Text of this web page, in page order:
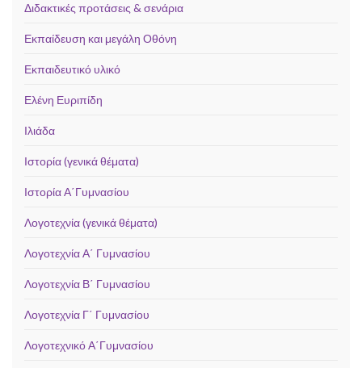
Διδακτικές προτάσεις & σενάρια
Εκπαίδευση και μεγάλη Οθόνη
Εκπαιδευτικό υλικό
Ελένη Ευριπίδη
Ιλιάδα
Ιστορία (γενικά θέματα)
Ιστορία Α΄Γυμνασίου
Λογοτεχνία (γενικά θέματα)
Λογοτεχνία Α΄ Γυμνασίου
Λογοτεχνία Β΄ Γυμνασίου
Λογοτεχνία Γ΄ Γυμνασίου
Λογοτεχνικό Α΄Γυμνασίου